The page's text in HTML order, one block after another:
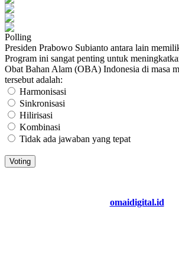
Polling
Presiden Prabowo Subianto antara lain
Program ini sangat penting untuk
Obat Bahan Alam (OBA) Indonesia di masa
tersebut adalah:
Harmonisasi
Sinkronisasi
Hilirisasi
Kombinasi
Tidak ada jawaban yang tepat
omaidigital.id